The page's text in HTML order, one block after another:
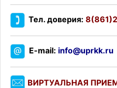
Тел. доверия:
E-mail: info@uprkk.ru
ВИРТУАЛЬНАЯ